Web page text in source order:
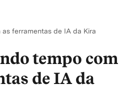
ferramentas de IA da Kira
tempo com
de IA da